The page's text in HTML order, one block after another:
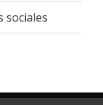
sociales